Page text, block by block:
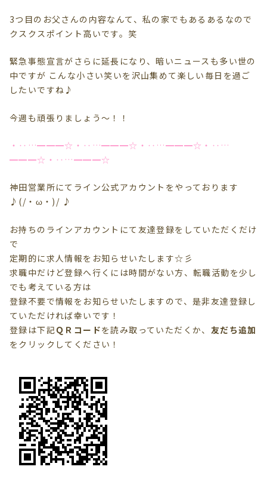
3つ目のお父さんの内容なんて、私の家でもあるあるなので
クスクスポイント高いです。笑
緊急事態宣言がさらに延長になり、暗いニュースも多い世の
中ですが こんな小さい笑いを沢山集めて楽しい毎日を過ご
したいですね♪
今週も頑張りましょう～！！
・‥…━━━☆・‥…━━━☆・‥…━━━☆・‥…
━━━☆・‥…━━━☆
神田営業所にてライン公式アカウントをやっております
♪(/・ω・)/ ♪
お持ちのラインアカウントにて友達登録をしていただくだけ
で
定期的に求人情報をお知らせいたします☆彡
求職中だけど登録へ行くには時間がない方、転職活動を少し
でも考えている方は
登録不要で情報を お知らせいたしますので、是非友達登録し
ていただければ幸いです！
登録は下記ＱＲコードを読み取っていただくか、 友だち追加
をクリック してください！